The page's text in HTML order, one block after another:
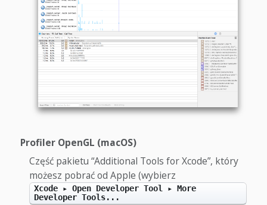
Profiler OpenGL (macOS)
Część pakietu “Additional Tools for Xcode”, który
możesz pobrać od Apple (wybierz
Xcode ▸ Open Developer Tool ▸ More
Developer Tools...